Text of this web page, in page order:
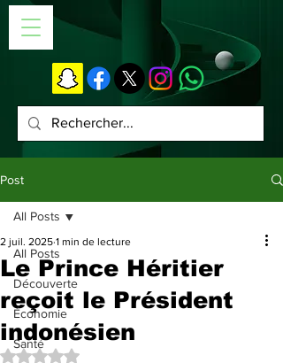
Post
All Posts
Découverte
Économie
Santé
All Posts
Le Prince Héritier
reçoit le Président
indonésien
2 juil. 2025 1 min de lecture
Noté NaN étoiles sur 5.